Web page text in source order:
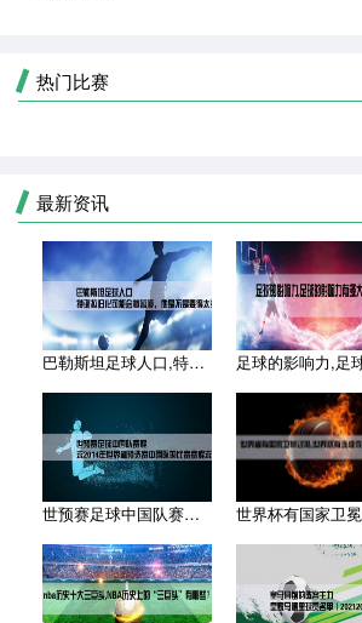
热门比赛
最新资讯
巴勒斯坦足球人口,特谢拉归化可能会被暂停，他是不是要得太多了
世预赛足球中国队赛程,求2014年世界杯预选赛中国队的比赛赛